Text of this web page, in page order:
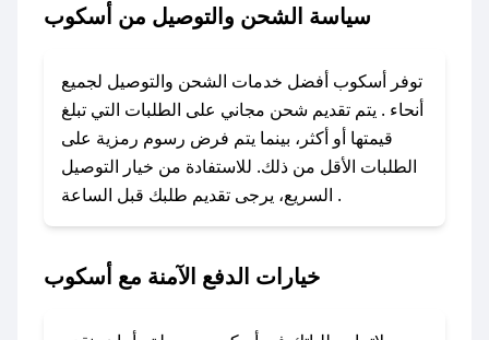
باستخدام تطبيق صحصح، يمكنك العثور بسهولة على
تواصل معنا عبر تويتر أو البريد الإلكتروني لإضافته
بسرعة.
### كيفية استخدام كود خصم أسكوب؟
1. انسخ كود الخصم من تطبيق صحصح.
2. الصقه في خانة الدفع عند التسوق من أسكوب.
### ماذا أفعل إذا لم يعمل كود الخصم؟
سياسة الشحن والتوصيل من أسكوب
توفر أسكوب أفضل خدمات الشحن والتوصيل لجميع
أنحاء . يتم تقديم شحن مجاني على الطلبات التي تبلغ
قيمتها أو أكثر، بينما يتم فرض رسوم رمزية على
الطلبات الأقل من ذلك. للاستفادة من خيار التوصيل
السريع، يرجى تقديم طلبك قبل الساعة .
خيارات الدفع الآمنة مع أسكوب